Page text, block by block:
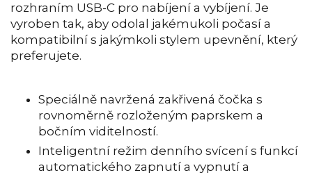
rozhraním USB-C pro nabíjení a vybíjení. Je
vyroben tak, aby odolal jakémukoli počasí a
kompatibilní s jakýmkoli stylem upevnění, který
preferujete.
Speciálně navržená zakřivená čočka s
rovnoměrně rozloženým paprskem a
bočním viditelností.
Inteligentní režim denního svícení s funkcí
automatického zapnutí a vypnutí a